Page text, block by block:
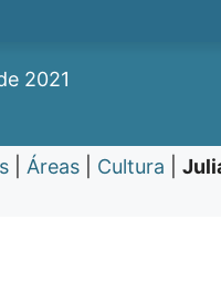
2021
Áreas Cultura